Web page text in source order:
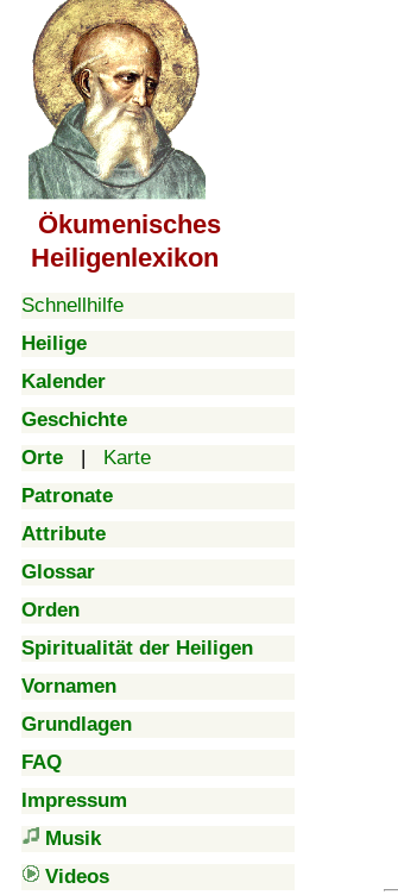
Ökumenisches
Heiligenlexikon
Schnellhilfe
Heilige
Kalender
Geschichte
Orte | Karte
Patronate
Attribute
Glossar
Orden
Spiritualität der Heiligen
Vornamen
Grundlagen
FAQ
Impressum
Musik
Videos